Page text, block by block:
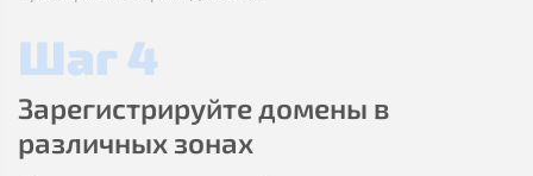
Шаг 4
Зарегистрируйте домены в
различных зонах